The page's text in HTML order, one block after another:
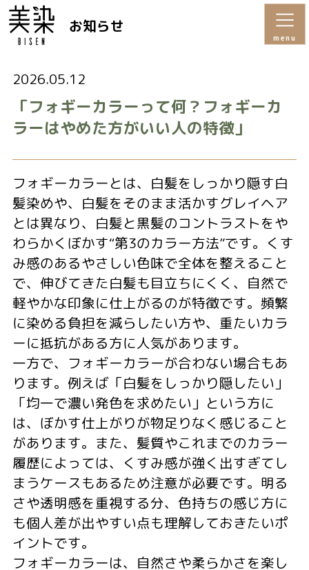
お知らせ
menu
2026.05.12
「フォギーカラーって何？フォギーカ
ラーはやめた方がいい人の特徴」
フォギーカラーとは、白髪をしっかり隠す白
髪染めや、白髪をそのまま活かすグレイヘア
とは異なり、白髪と黒髪のコントラストをや
わらかくぼかす“第3のカラー方法”です。くす
み感のあるやさしい色味で全体を整えること
で、伸びてきた白髪も目立ちにくく、自然で
軽やかな印象に仕上がるのが特徴です。頻繁
に染める負担を減らしたい方や、重たいカラ
ーに抵抗がある方に人気があります。
一方で、フォギーカラーが合わない場合もあ
ります。例えば「白髪をしっかり隠したい」
「均一で濃い発色を求めたい」という方に
は、ぼかす仕上がりが物足りなく感じること
があります。また、髪質やこれまでのカラー
履歴によっては、くすみ感が強く出すぎてし
まうケースもあるため注意が必要です。明る
さや透明感を重視する分、色持ちの感じ方に
も個人差が出やすい点も理解しておきたいポ
イントです。
フォギーカラーは、自然さや柔らかさを楽し